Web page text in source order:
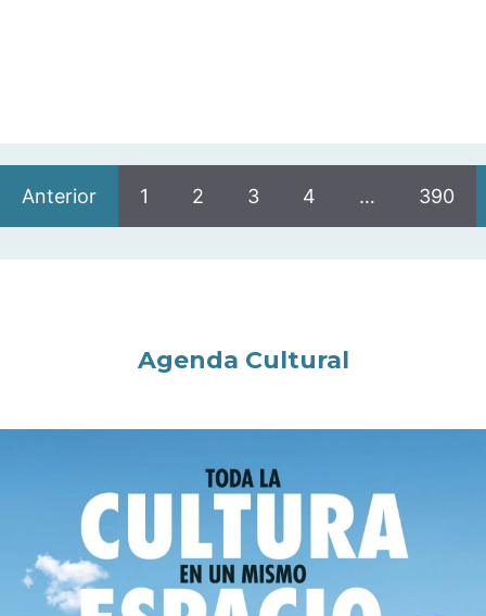
Anterior 1 2 3 4 … 390
Agenda Cultural